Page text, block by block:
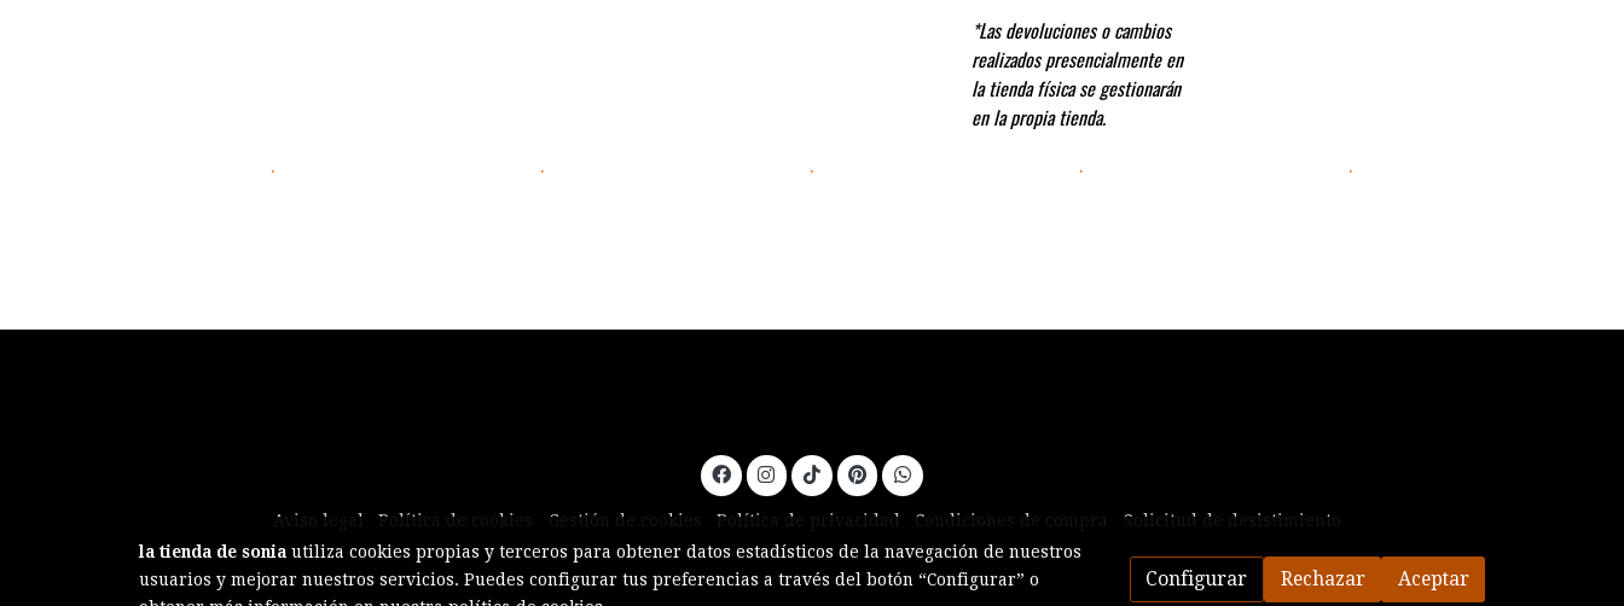
. . .
*Las devoluciones o cambios
realizados presencialmente en
la tienda física se gestionarán
en la propia tienda.
. .
Aviso legal Política de cookies Gestión de cookies Política de privacidad Condiciones de compra
Solicitud de desistimiento
la tienda de soniautiliza cookies propias y terceros para obtener datos estadísticos de la navegación de nuestros
usuarios y mejorar nuestros servicios. Puedes configurar tus preferencias a través del botón “Configurar” o
Configurar Rechazar Aceptar